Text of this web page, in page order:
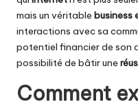
mais un véritable business
interactions avec sa
potentiel financier de son
possibilité de bâtir une
Comment